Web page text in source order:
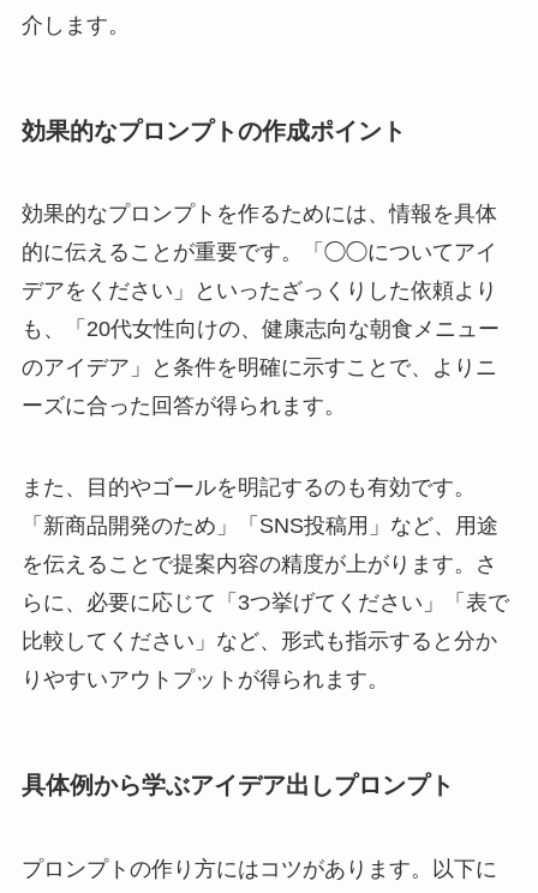
介します。
効果的なプロンプトの作成ポイント
効果的なプロンプトを作るためには、情報を具体
的に伝えることが重要です。「◯◯についてアイ
デアをください」といったざっくりした依頼より
も、「20代女性向けの、健康志向な朝食メニュー
のアイデア」と条件を明確に示すことで、よりニ
ーズに合った回答が得られます。
また、目的やゴールを明記するのも有効です。
「新商品開発のため」「SNS投稿用」など、用途
を伝えることで提案内容の精度が上がります。さ
らに、必要に応じて「3つ挙げてください」「表で
比較してください」など、形式も指示すると分か
りやすいアウトプットが得られます。
具体例から学ぶアイデア出しプロンプト
プロンプトの作り方にはコツがあります。以下に